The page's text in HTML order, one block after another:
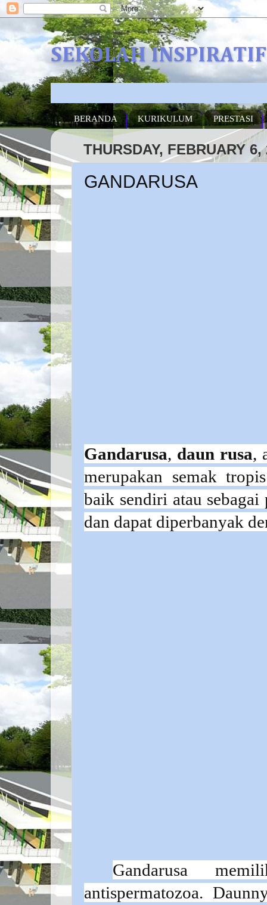
SEKOLAH
BERANDA KURIKULUM PRESTASI
THURSDAY, FEBRUARY 6,
GANDARUSA
Gandarusa, daun rusa,
merupakan semak tropis
baik sendiri atau
dan dapat diperbanyak
Gandarusa
antispermatozoa.